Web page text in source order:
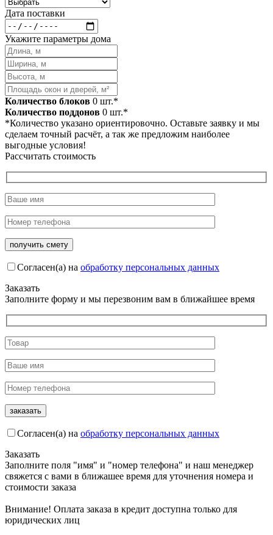
Дата поставки
Укажите параметры дома
Количество блоков 0 шт.*
Количество поддонов 0 шт.*
*Количество указано ориентировочно. Оставьте заявку и мы
сделаем точный расчёт, а так же предложим наиболее
выгодные условия!
Рассчитать стоимость
Согласен(а) на обработку персональных данных
Заказать
Заполните форму и мы перезвоним вам в ближайшее время
Согласен(а) на обработку персональных данных
Заказать
Заполните поля "имя" и "номер телефона" и наш менеджер
свяжется с вами в ближашее время для уточнения номера и
стоимости заказа
Внимание! Оплата заказа в кредит доступна только для
юридических лиц